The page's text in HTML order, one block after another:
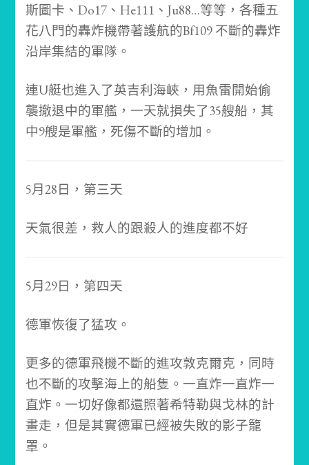
斯圖卡、Do17、He111、Ju88…等等，各種五
花八門的轟炸機帶著護航的Bf109 不斷的轟炸
沿岸集結的軍隊。
連U艇也進入了英吉利海峽，用魚雷開始偷
襲撤退中的軍艦，一天就損失了35艘船，其
中9艘是軍艦，死傷不斷的增加。
5月28日，第三天
天氣很差，救人的跟殺人的進度都不好
5月29日，第四天
德軍恢復了猛攻。
更多的德軍飛機不斷的進攻敦克爾克，同時
也不斷的攻擊海上的船隻。一直炸一直炸一
直炸。一切好像都還照著希特勒與戈林的計
畫走，但是其實德軍已經被失敗的影子籠
罩。